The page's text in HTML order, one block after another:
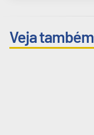
Veja também